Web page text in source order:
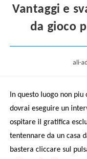
Vantaggi e
da gioco
Post
ali-
In questo luogo non
dovrai eseguire un
ospitare il gratifica
tentennare da un casa
bastera cliccare sul